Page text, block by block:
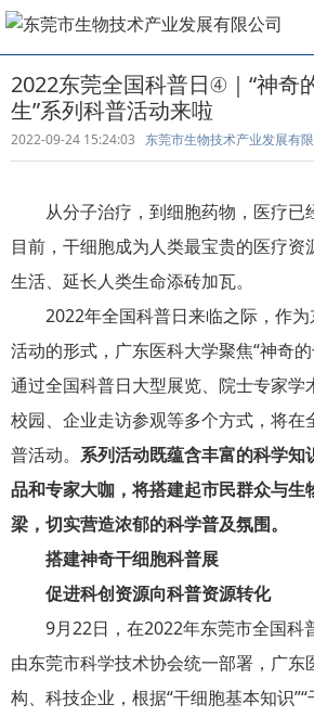
2022东莞全国科普日④｜“神奇
生”系列科普活动来啦
2022-09-24 15:24:03 东莞市生物技术产业发展有
从分子治疗，到细胞药物，医疗已
目前，干细胞成为人类最宝贵的医疗资
生活、延长人类生命添砖加瓦。
2022年全国科普日来临之际，作为
活动的形式，广东医科大学聚焦“神奇的
通过全国科普日大型展览、院士专家学
校园、企业走访参观等多个方式，将在
普活动。 系列活动既蕴含丰富的科学知
品和专家大咖，将搭建起市民群众与生
梁，切实营造浓郁的科学普及氛围。
搭建神奇干细胞科普展
促进科创资源向科普资源转化
9月22日，在2022年东莞市全国科
由东莞市科学技术协会统一部署，广东
构、科技企业，根据“干细胞基本知识